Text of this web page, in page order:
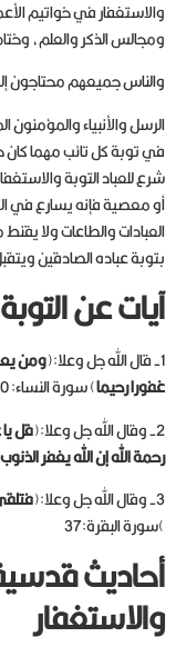
والاستغفار في خواتيم
ومجالس الذكر والعلم،
والناس جميعهم محتاجون
الرسل والأنبياء
في توبة كل تائب مهما
شرع للعباد التوبة
أو معصية فإنه يسارع في
العبادات والطاعات ولا
بتوبة عباده الصادقين
آيات عن
1- قال الله جل وعلا:(
ومن
غفورا رحيما) سورة النساء: 110.
2- وقال الله جل وعلا:(
قل
رحمة الله إن الله يغفر
3- وقال الله جل وعلا:(
)سورة البقرة:37
أحاديث
والاستغفار